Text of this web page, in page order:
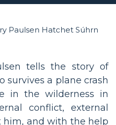
tells the story of
survives a plane crash
in the wilderness in
conflict, external
him, and with the help